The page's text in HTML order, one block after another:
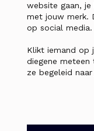
website gaan,
met jouw merk.
op social media.
Klikt iemand op
diegene
ze begeleid